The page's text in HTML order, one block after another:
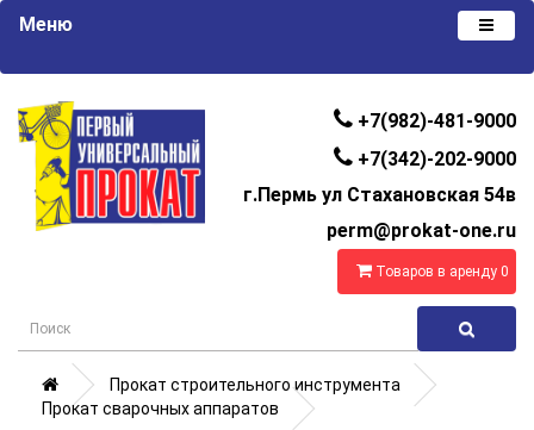
+7(982)-481-9000
+7(342)-202-9000
г.Пермь ул Стахановская 54в
perm@prokat-one.ru
Товаров в аренду 0
Меню
Прокат строительного инструмента
Прокат сварочных аппаратов